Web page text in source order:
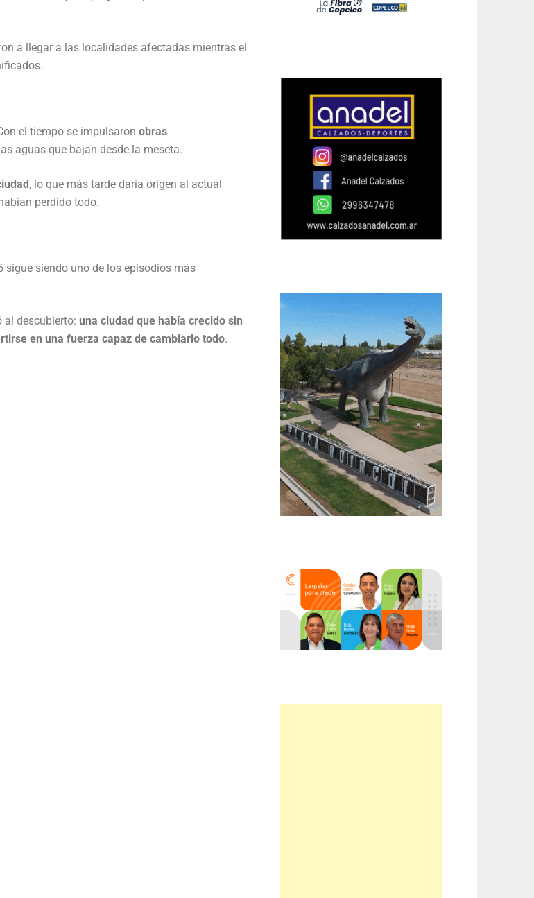
a llegar a las localidades afectadas mientras el
el tiempo se impulsaron obras
aguas que bajan desde la meseta.
, lo que más tarde daría origen al actual
perdido todo.
sigue siendo uno de los episodios más
al descubierto: una ciudad que había crecido sin
en una fuerza capaz de cambiarlo todo.